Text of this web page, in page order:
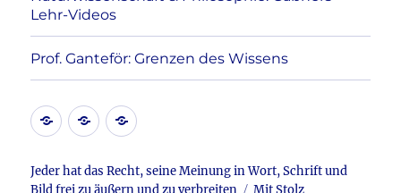
Lehr-Videos
Prof. Ganteför: Grenzen des Wissens
KontaktDatenschutzerklärung
Impressum
Jeder hat das Recht, seine Meinung in Wort, Schrift und